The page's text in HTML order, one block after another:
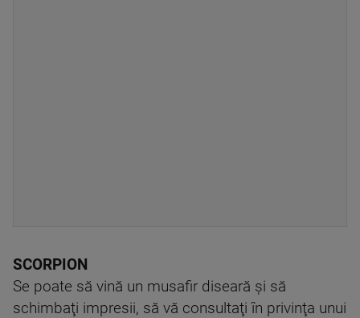
SCORPION
Se poate să vină un musafir diseară şi să
schimbaţi impresii, să vă consultaţi în privinţa unui